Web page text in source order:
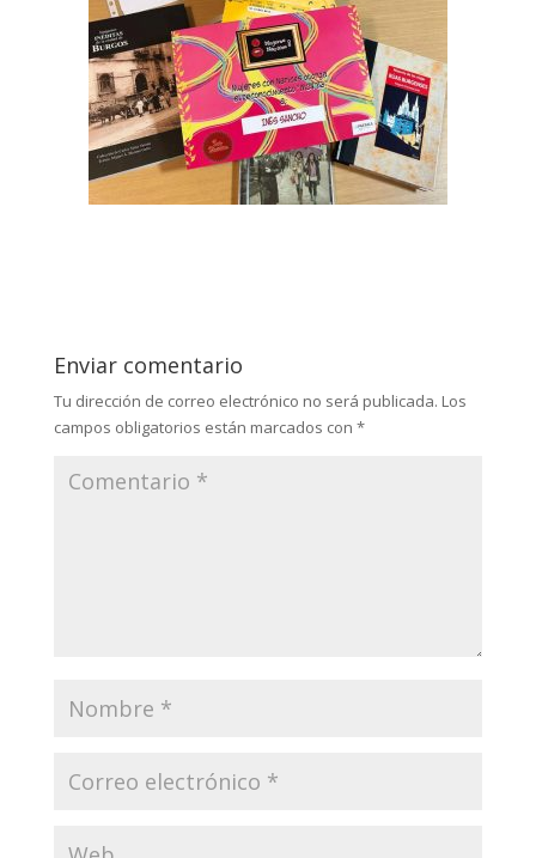
Enviar comentario
Tu dirección de correo electrónico no será publicada. Los
campos obligatorios están marcados con *